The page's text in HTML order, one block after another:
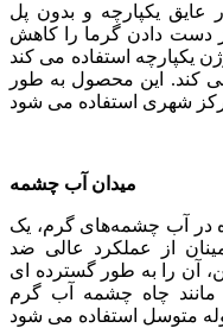
یکپارچه و بدون پل
دست دادن گرما را کاهش
یکپارچه استفاده می کند
کند. این محصول به طور
میدان آب چشمه
در آب چشمه‌های گرم، یک
از عملکرد عالی ضد
آن را به طور گسترده ای
چاه چشمه آب گرم